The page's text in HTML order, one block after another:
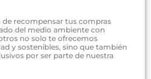
recompensar tus compras
del medio ambiente con
no solo te ofrecemos
y sostenibles, sino que también
por ser parte de nuestra